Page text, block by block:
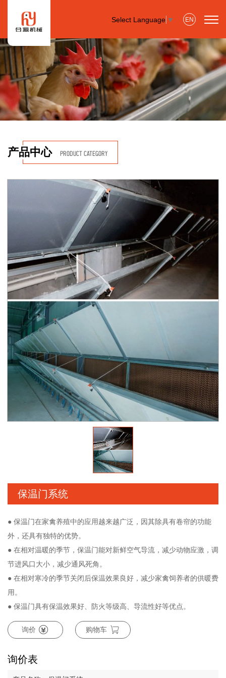
Select Language ▼ EN
产品中心 PRODUCT CATEGORY
保温门系统
● 保温门在家禽养殖中的应用越来越广泛，因其除具有卷帘的功能
外，还具有独特的优势。
● 在相对温暖的季节，保温门能对新鲜空气导流，减少动物应激，调
节进风口大小，减少通风死角。
● 在相对寒冷的季节关闭后保温效果良好，减少家禽饲养者的供暖费
用。
● 保温门具有保温效果好、防火等级高、导流性好等优点。
询价 购物车
询价表